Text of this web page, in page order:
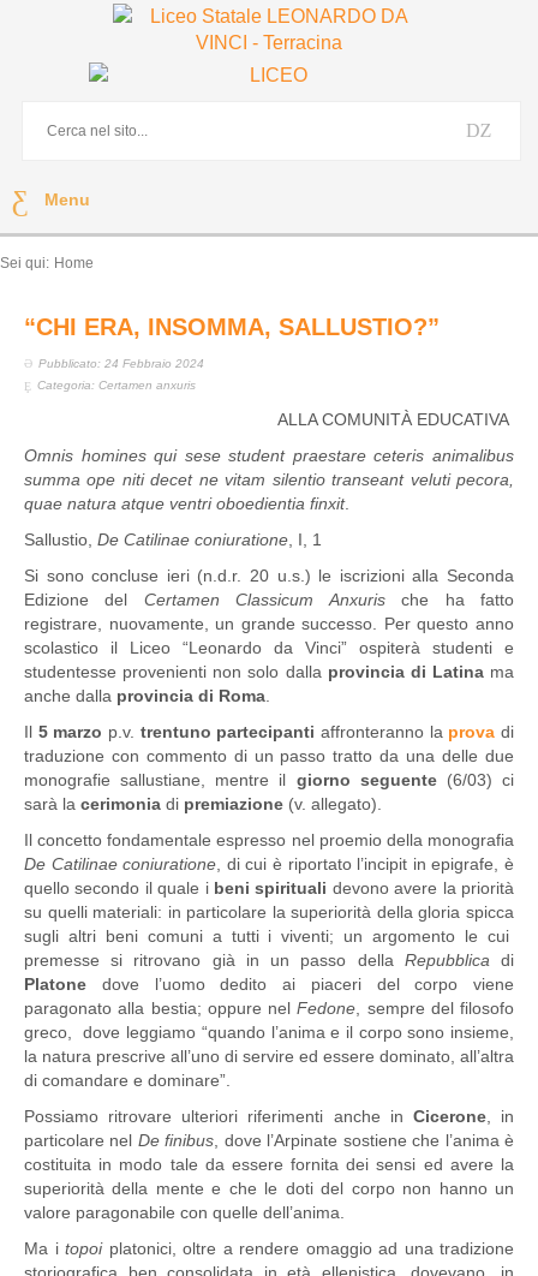
Menu
Sei qui: Home
“CHI ERA, INSOMMA, SALLUSTIO?”
Pubblicato: 24 Febbraio 2024
Categoria: Certamen anxuris
ALLA COMUNITÀ EDUCATIVA
Omnis homines qui sese student praestare ceteris animalibus
summa ope niti decet ne vitam silentio transeant veluti pecora,
quae natura atque ventri oboedientia finxit.
Sallustio, De Catilinae coniuratione , I, 1
Si sono concluse ieri (n.d.r. 20 u.s.) le iscrizioni alla Seconda
Edizione del Certamen Classicum Anxurische ha fatto
registrare, nuovamente, un grande successo. Per questo anno
scolastico il Liceo “Leonardo da Vinci” ospiterà studenti e
studentesse provenienti non solo dalla provincia di Latinama
anche dalla provincia di Roma
Il 5 marzo p.v. trentuno partecipanti affronteranno la prova di
traduzione con commento di un passo tratto da una delle due
monografie sallustiane, mentre il giorno seguente(6/03) ci
sarà la cerimonia di premiazione (v. allegato).
Il concetto fondamentale espresso nel proemio della monografia
De Catilinae coniuratione , di cui è riportato l’incipit in epigrafe, è
quello secondo il quale i beni spirituali devono avere la priorità
su quelli materiali: in particolare la superiorità della gloria spicca
sugli altri beni comuni a tutti i viventi; un argomento le cui
premesse si ritrovano già in un passo della Repubblica di
Platone dove l’uomo dedito ai piaceri del corpo viene
paragonato alla bestia; oppure nelFedone , sempre del filosofo
greco, dove leggiamo “quando l’anima e il corpo sono insieme,
la natura prescrive all’uno di servire ed essere dominato, all’altra
di comandare e dominare”.
Possiamo ritrovare ulteriori riferimenti anche in Cicerone, in
particolare nel De finibus , dove l’Arpinate sostiene che l’anima è
costituita in modo tale da essere fornita dei sensi ed avere la
superiorità della mente e che le doti del corpo non hanno un
valore paragonabile con quelle dell’anima.
Ma i topoiplatonici, oltre a rendere omaggio ad una tradizione
storiografica ben consolidata in età ellenistica, dovevano, in